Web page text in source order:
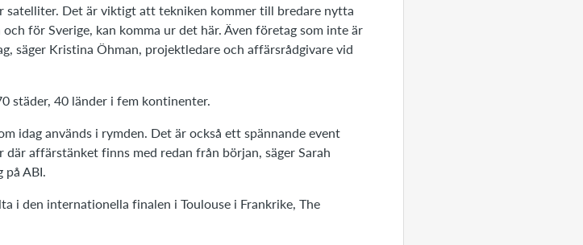
Det är viktigt att tekniken kommer till bredare nytta
för Sverige, kan komma ur det här. Även företag som inte är
säger Kristina Öhman, projektledare och affärsrådgivare vid
städer, 40 länder i fem kontinenter.
idag används i rymden. Det är också ett spännande event
affärstänket finns med redan från början, säger Sarah
ABI.
i den internationella finalen i Toulouse i Frankrike, The